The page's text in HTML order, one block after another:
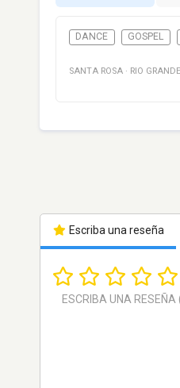
DANCE GOSPEL
SANTA ROSA · RIO
Escriba una reseña